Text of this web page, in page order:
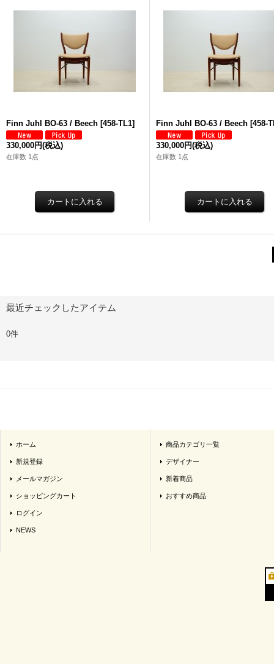
Finn Juhl BO-63 / Beech [458-TL1]
330,000円(税込)
在庫数 1点
Finn Juhl BO-63 / Beech [458-
330,000円(税込)
在庫数 1点
最近チェックしたアイテム
0件
ホーム
新規登録
メールマガジン
ショッピングカート
ログイン
NEWS
商品カテゴリ一覧
デザイナー
新着商品
おすすめ商品